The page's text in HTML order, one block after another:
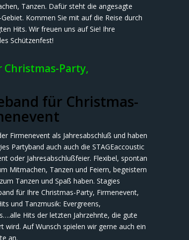
Tanzen. Dafür steht die angesagte
Kommen Sie mit auf die Reise durch
Hits. Wir freuen uns auf Sie! Ihre
Schützenfest!
Christmas-Party,
für Christmas-
Firmenevent als Jahresabschluß und haben
Partyband auch auch die STAGEaccoustic
oder Jahresabschlußfeier. Flexibel, spontan
Mitmachen, Tanzen und Feiern, begeistern
Tanzen und Spaß haben. Stagies
für Ihre Christmas-Party, Firmenevent,
und Tanzmusik: Evergreens,
Hits der letzten Jahrzehnte, die gute
Auf Wunsch spielen wir gerne auch ein
an.